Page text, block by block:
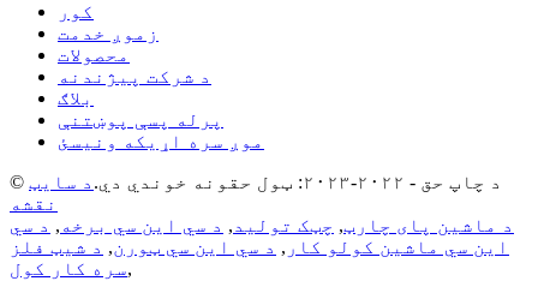
کور
زموږ خدمت
محصولات
د شرکت پیژندنه
بلاګ
پرله پسې پوښتنې
موږ سره اړیکه ونیسئ
© د چاپ حق - ۲۰۲۲-۲۰۲۳: ټول حقونه خوندي دي.
د سایټ
نقشه
د ماشین پای چارټ, چټک تولید , د سي این سي برخه , د سي
این سي ماشین کولو کار , د سي این سي ټورن, د شیټ فلز
سره کار کول,